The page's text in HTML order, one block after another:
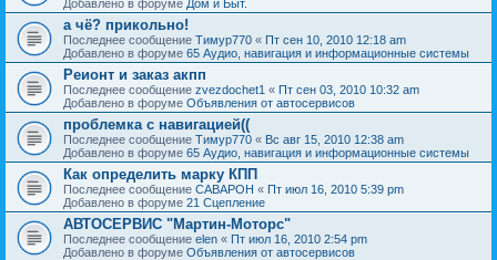
Добавлено в форуме Дом и Быт.
а чё? прикольно!
Последнее сообщение Тимур770 « Пт сен 10, 2010 12:18 am
Добавлено в форуме 65 Аудио, навигация и информационные системы
Реионт и заказ акпп
Последнее сообщение zvezdochet1 « Пт сен 03, 2010 10:32 am
Добавлено в форуме Объявления от автосервисов
проблемка с навигацией((
Последнее сообщение Тимур770 « Вс авг 15, 2010 12:38 am
Добавлено в форуме 65 Аудио, навигация и информационные системы
Как определить марку КПП
Последнее сообщение CABAPOH « Пт июл 16, 2010 5:39 pm
Добавлено в форуме 21 Сцепление
АВТОСЕРВИС "Мартин-Моторс"
Последнее сообщение elen « Пт июл 16, 2010 2:54 pm
Добавлено в форуме Объявления от автосервисов